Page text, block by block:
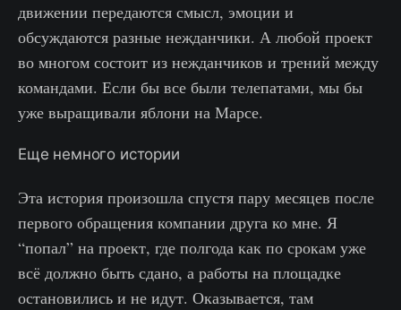
движении передаются смысл, эмоции и
обсуждаются разные нежданчики. А любой проект
во многом состоит из нежданчиков и трений между
командами. Если бы все были телепатами, мы бы
уже выращивали яблони на Марсе.
Еще немного истории
Эта история произошла спустя пару месяцев после
первого обращения компании друга ко мне. Я
“попал” на проект, где полгода как по срокам уже
всё должно быть сдано, а работы на площадке
остановились и не идут. Оказывается, там